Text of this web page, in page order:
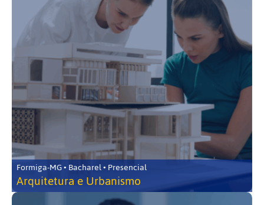
Formiga-MG • Bacharel • Presencial
Arquitetura e Urbanismo